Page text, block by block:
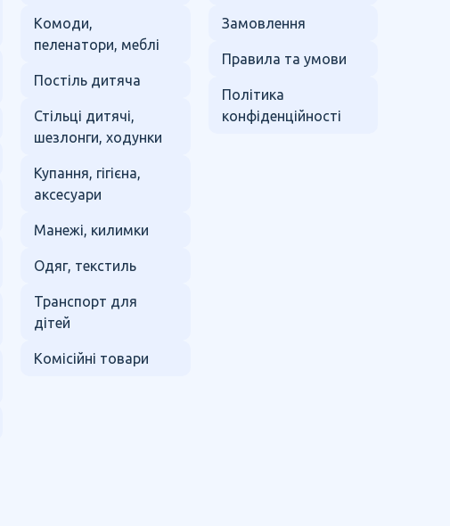
Комоди,
пеленатори, меблі
Постіль дитяча
Стільці дитячі,
шезлонги, ходунки
Купання, гігієна,
аксесуари
Манежі, килимки
Одяг, текстиль
Транспорт для
дітей
Комісійні товари
Замовлення
Правила та умови
Політика
конфіденційності